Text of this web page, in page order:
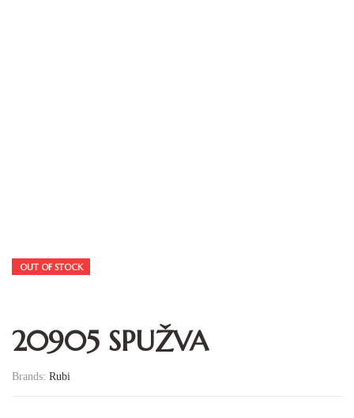
OUT OF STOCK
20905 SPUŽVA
Brands: Rubi